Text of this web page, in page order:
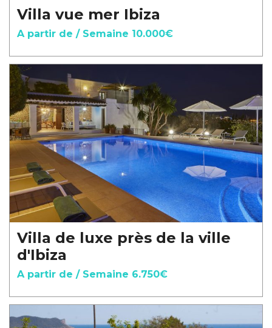
Villa vue mer Ibiza
A partir de / Semaine 10.000€
Villa de luxe près de la ville
d'Ibiza
A partir de / Semaine 6.750€